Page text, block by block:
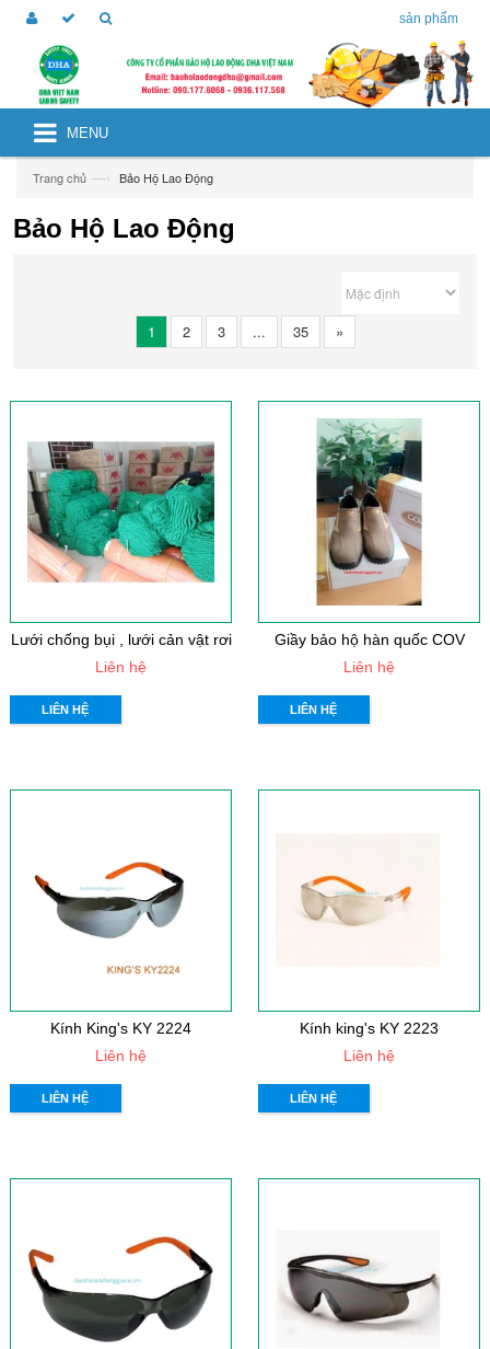
sản phẩm
MENU
Trang chủ —› Bảo Hộ Lao Động
Bảo Hộ Lao Động
1 2 3 ... 35 »
Lưới chống bụi , lưới cản vật rơi
Liên hệ
LIÊN HỆ
Giầy bảo hộ hàn quốc COV
Liên hệ
LIÊN HỆ
Kính King's KY 2224
Liên hệ
LIÊN HỆ
Kính king's KY 2223
Liên hệ
LIÊN HỆ